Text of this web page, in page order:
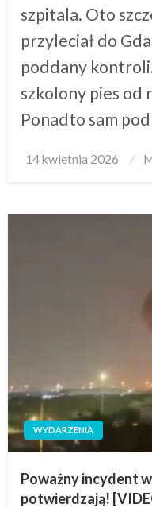
szpitala. Oto
przyleciał do
poddany
szkolony pies od
Ponadto sam
Posted
14 kwietnia 2026
WYDARZENIA
Poważny incydent
potwierdzają!